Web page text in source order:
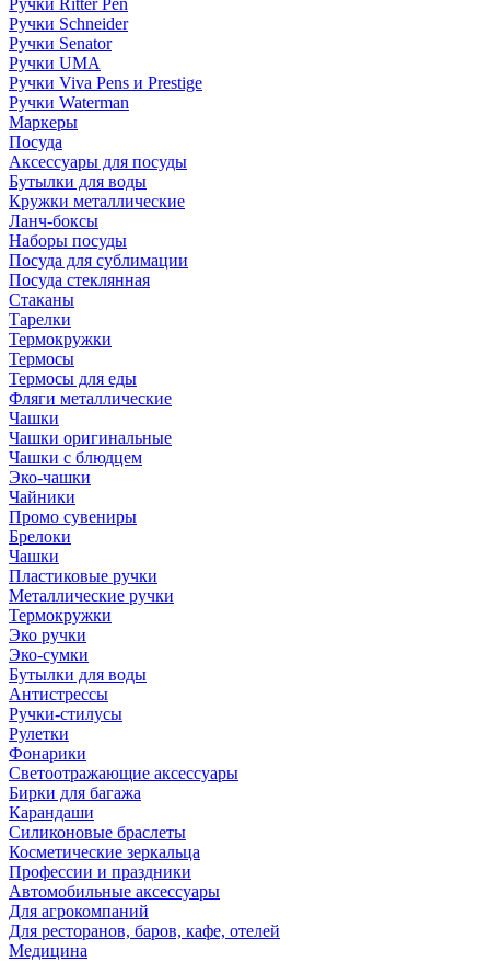
Ручки Ritter Pen
Ручки Schneider
Ручки Senator
Ручки UMA
Ручки Viva Pens и Prestige
Ручки Waterman
Маркеры
Посуда
Аксессуары для посуды
Бутылки для воды
Кружки металлические
Ланч-боксы
Наборы посуды
Посуда для сублимации
Посуда стеклянная
Стаканы
Тарелки
Термокружки
Термосы
Термосы для еды
Фляги металлические
Чашки
Чашки оригинальные
Чашки с блюдцем
Эко-чашки
Чайники
Промо сувениры
Брелоки
Чашки
Пластиковые ручки
Металлические ручки
Термокружки
Эко ручки
Эко-сумки
Бутылки для воды
Антистрессы
Ручки-стилусы
Рулетки
Фонарики
Светоотражающие аксессуары
Бирки для багажа
Карандаши
Силиконовые браслеты
Косметические зеркальца
Профессии и праздники
Автомобильные аксессуары
Для агрокомпаний
Для ресторанов, баров, кафе, отелей
Медицина